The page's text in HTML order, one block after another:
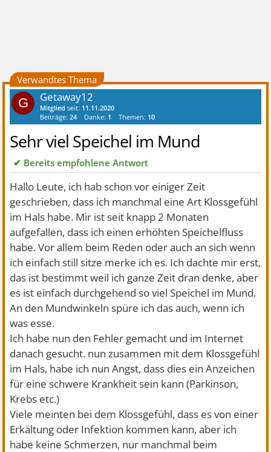
Verwandtes Thema
G Getaway12
Mitglied seit: 11.11.2020
Beiträge:24 Danke: 1 Themen: 10
Sehr viel Speichel im Mund
✔ Bereits empfohlene Antwort
Hallo Leute, ich hab schon vor einiger Zeit
geschrieben, dass ich manchmal eine Art Klossgefühl
im Hals habe. Mir ist seit knapp 2 Monaten
aufgefallen, dass ich einen erhöhten Speichelfluss
habe. Vor allem beim Reden oder auch an sich wenn
ich einfach still sitze merke ich es. Ich dachte mir erst,
das ist bestimmt weil ich ganze Zeit dran denke, aber
es ist einfach durchgehend so viel Speichel im Mund.
An den Mundwinkeln spüre ich das auch, wenn ich
was esse.
Ich habe nun den Fehler gemacht und im Internet
danach gesucht. nun zusammen mit dem Klossgefühl
im Hals, habe ich nun Angst, dass dies ein Anzeichen
für eine schwere Krankheit sein kann (Parkinson,
Krebs etc.)
Viele meinten bei dem Klossgefühl, dass es von einer
Erkältung oder Infektion kommen kann, aber ich
habe keine Schmerzen, nur manchmal beim